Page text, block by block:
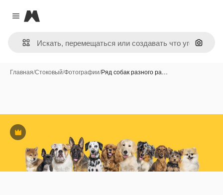
Close menu
Magnific
Поиск
Главная/Стоковый/Фотографии/Ряд собак разного ра…
Премиум